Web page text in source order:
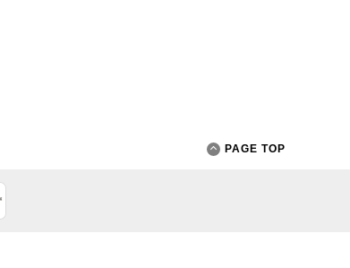
PAGE TOP
App Store